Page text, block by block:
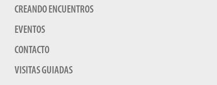
CREANDO ENCUENTROS
EVENTOS
CONTACTO
VISITAS GUIADAS